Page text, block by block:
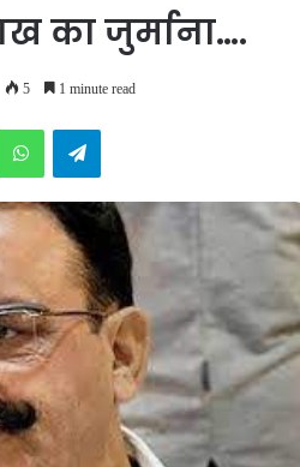
का जुर्माना….
5 1 minute read
WhatsAppTelegram